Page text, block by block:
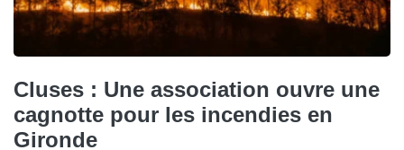
Cluses : Une association ouvre une
cagnotte pour les incendies en
Gironde